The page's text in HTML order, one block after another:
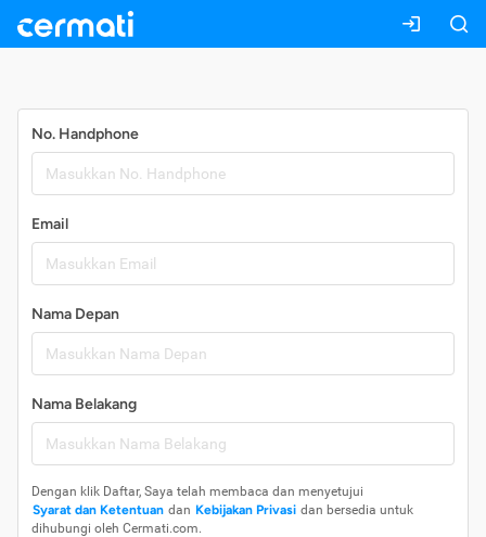
No. Handphone
Email
Nama Depan
Nama Belakang
Dengan klik Daftar, Saya telah membaca dan menyetujui
Syarat dan Ketentuan dan Kebijakan Privasi dan bersedia untuk
dihubungi oleh Cermati.com.